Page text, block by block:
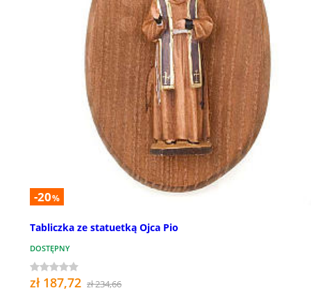
-20%
Tabliczka ze statuetką Ojca Pio
DOSTĘPNY
zł 187,72 zł 234,66